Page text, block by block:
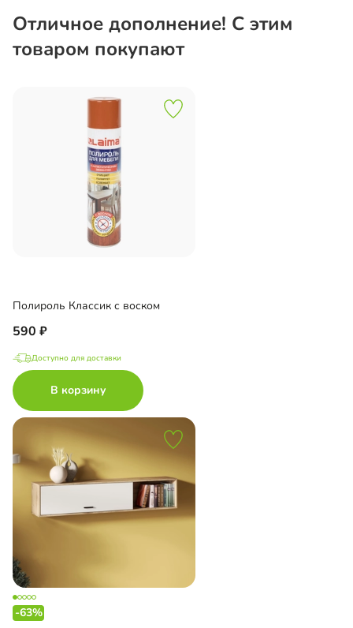
Отличное дополнение! С этим
товаром покупают
Полироль Классик с воском
590
Доступно для доставки
В корзину
-63%